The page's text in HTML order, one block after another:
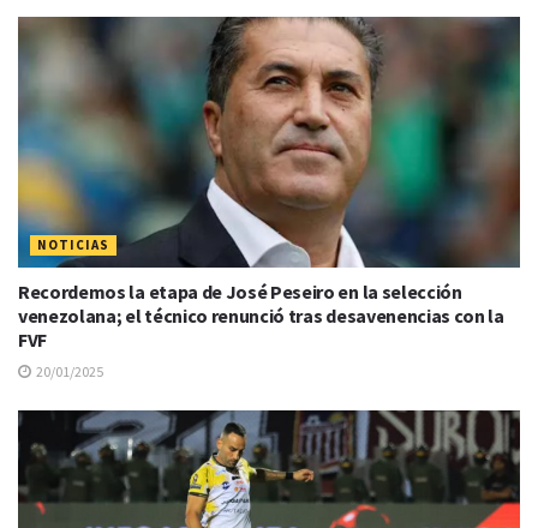
NOTICIAS
Recordemos la etapa de José Peseiro en la selección
venezolana; el técnico renunció tras desavenencias con la
FVF
20/01/2025